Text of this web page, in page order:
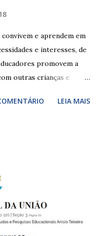
e aprendem em
e interesses, de
promovem a
outras crianças e
educação integral e de
– EMEIs - Escolas
atendem crianças de 4
Municipal de
de zero a 5 anos e 11
LEIA MAIS